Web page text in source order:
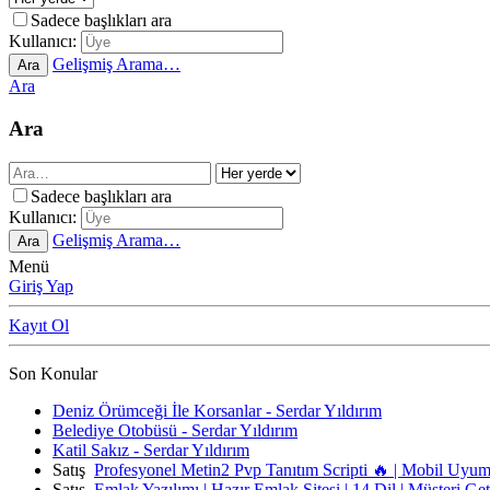
Sadece başlıkları ara
Kullanıcı:
Ara
Gelişmiş Arama…
Ara
Ara
Sadece başlıkları ara
Kullanıcı:
Ara
Gelişmiş Arama…
Menü
Giriş Yap
Kayıt Ol
Son Konular
Deniz Örümceği İle Korsanlar - Serdar Yıldırım
Belediye Otobüsü - Serdar Yıldırım
Katil Sakız - Serdar Yıldırım
Satış Profesyonel Metin2 Pvp Tanıtım Scripti 🔥 | Mobil